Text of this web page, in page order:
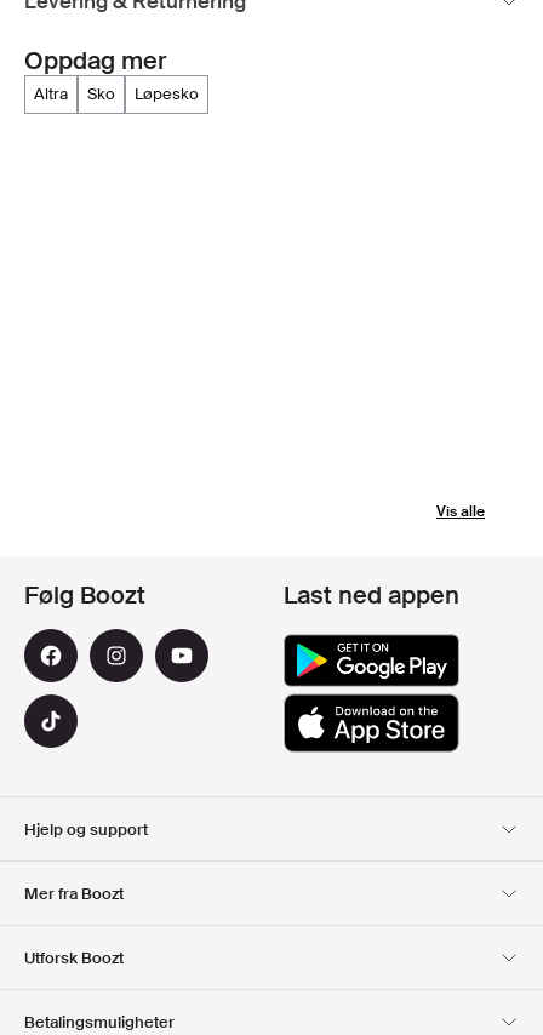
Oppdag mer
altra sko løpesko
Vis alle
Hjelp og support
Mer fra Boozt
Club Boozt
Utforsk Boozt
Følg Boozt Last ned appen
Betalingsmuligheter